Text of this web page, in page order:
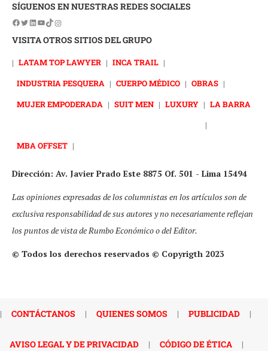
SÍGUENOS EN NUESTRAS REDES SOCIALES
VISITA OTROS SITIOS DEL GRUPO
| LATAM TOP LAWYER | INCA TRAIL |
INDUSTRIA PESQUERA | CUERPO MÉDICO | OBRAS |
MUJER EMPODERADA | SUIT MEN | LUXURY | LA BARRA
|
MBA OFFSET |
Dirección: Av. Javier Prado Este 8875 Of. 501 - Lima 15494
Las opiniones expresadas de los columnistas en los artículos son de
exclusiva responsabilidad de sus autores y no necesariamente reflejan
los puntos de vista de Rumbo Económico o del Editor.
© Todos los derechos reservados © Copyrigth 2023
| CONTÁCTANOS | QUIENES SOMOS | PUBLICIDAD |
AVISO LEGAL Y DE PRIVACIDAD | CÓDIGO DE ÉTICA |